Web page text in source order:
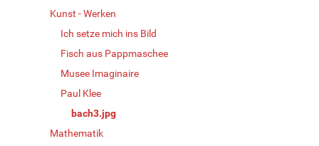
Kunst - Werken
Ich setze mich ins Bild
Fisch aus Pappmaschee
Musee Imaginaire
Paul Klee
bach3.jpg
Mathematik